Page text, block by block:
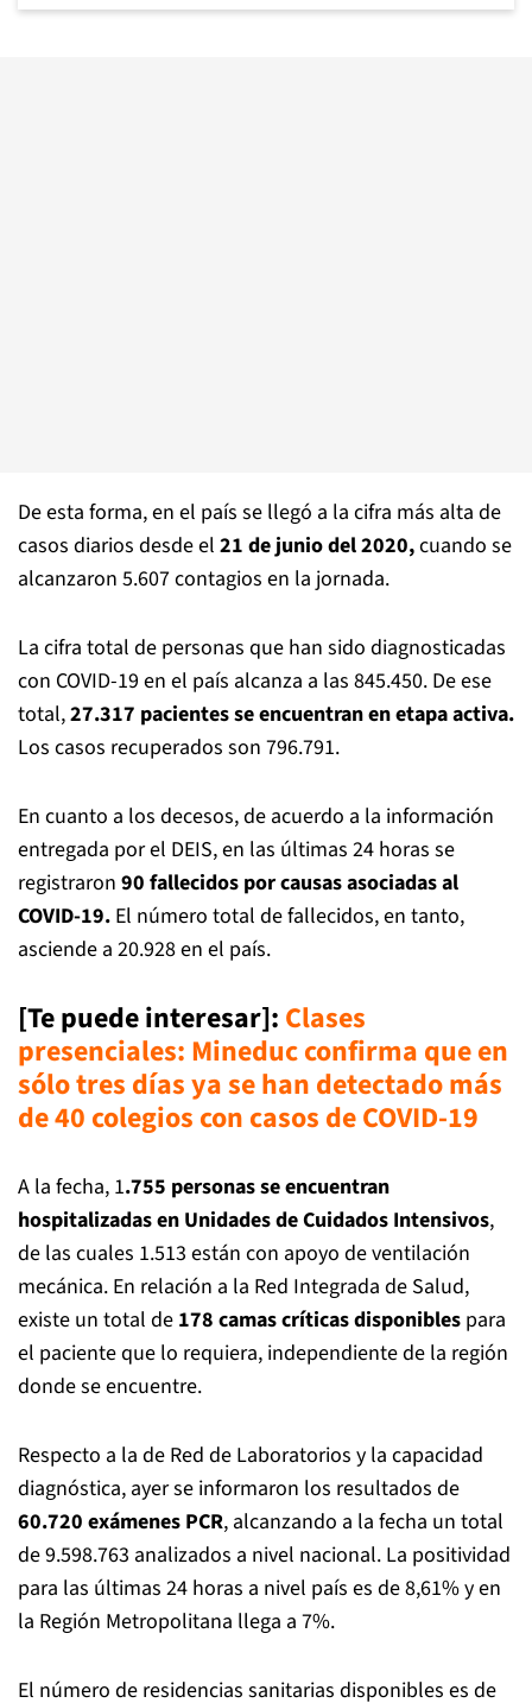
De esta forma, en el país se llegó a la cifra más alta de
casos diarios desde el 21 de junio del 2020,cuando se
alcanzaron 5.607 contagios en la jornada.
La cifra total de personas que han sido diagnosticadas
con COVID-19 en el país alcanza a las 845.450. De ese
total,27.317 pacientes se encuentran en etapa activa.
Los casos recuperados son 796.791.
En cuanto a los decesos, de acuerdo a la información
entregada por el DEIS, en las últimas 24 horas se
registraron 90 fallecidos por causas asociadas al
COVID-19. El número total de fallecidos, en tanto,
asciende a 20.928 en el país.
[Te puede interesar]: Clases
presenciales: Mineduc confirma que en
sólo tres días ya se han detectado más
de 40 colegios con casos de COVID-19
A la fecha, 1.755 personas se encuentran
hospitalizadas en Unidades de Cuidados Intensivos,
de las cuales 1.513 están con apoyo de ventilación
mecánica. En relación a la Red Integrada de Salud,
existe un total de 178 camas críticas disponibles para
el paciente que lo requiera, independiente de la región
donde se encuentre.
Respecto a la de Red de Laboratorios y la capacidad
diagnóstica, ayer se informaron los resultados de
60.720 exámenes PCR, alcanzando a la fecha un total
de 9.598.763 analizados a nivel nacional. La positividad
para las últimas 24 horas a nivel país es de 8,61% y en
la Región Metropolitana llega a 7%.
El número de residencias sanitarias disponibles es de